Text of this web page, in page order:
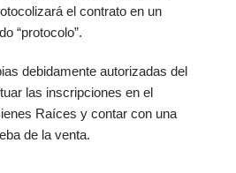
el contrato en un
“protocolo”.
debidamente autorizadas del
las inscripciones en el
Raíces y contar con una
de la venta.